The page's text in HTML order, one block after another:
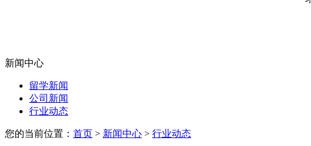
新闻中心
留学新闻
公司新闻
行业动态
您的当前位置： 首页 > 新闻中心 > 行业动态